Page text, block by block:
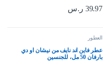
39.97 ر.س
العطور
عطر فاين اند نايف من نيشان او دي
بارفان 50 مل، للجنسين